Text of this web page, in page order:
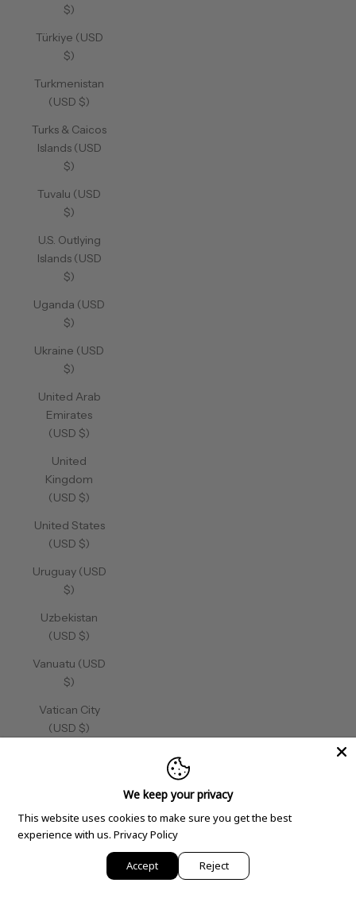
$)
Türkiye (USD
$)
Turkmenistan
(USD $)
Turks & Caicos
Islands (USD
$)
Tuvalu (USD
$)
U.S. Outlying
Islands (USD
$)
Uganda (USD
$)
Ukraine (USD
$)
United Arab
Emirates
(USD $)
United
Kingdom
(USD $)
United States
(USD $)
Uruguay (USD
$)
Uzbekistan
(USD $)
Vanuatu (USD
$)
Vatican City
(USD $)
$)
We keep your privacy
This website uses cookies to make sure you get the best
experience with us. Privacy Policy
Accept Reject